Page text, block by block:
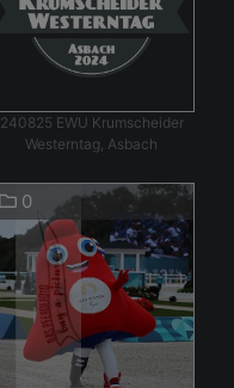
240825 EWU Krumscheider
Westerntag, Asbach
0